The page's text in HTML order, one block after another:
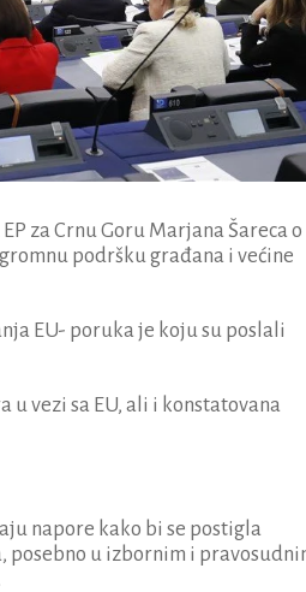
za Crnu Goru Marjana Šareca o
podršku građana i većine
EU- poruka je koju su poslali
vezi sa EU, ali i konstatovana
napore kako bi se postigla
posebno u izbornim i